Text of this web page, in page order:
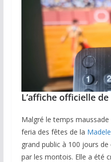
L’affiche officielle
Malgré le temps maussade
feria des fêtes de la
grand public à 100 jours
par les montois. Elle a été